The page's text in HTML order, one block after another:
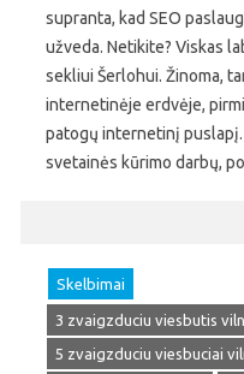
supranta, kad SEO
užveda. Netikite? Viskas
sekliui Šerlohui. Žinoma,
internetinėje erdvėje,
patogų internetinį puslapį.
svetainės kūrimo darbų,
Skelbimai
3 zvaigzduciu viesbutis
5 zvaigzduciu viesbuciai